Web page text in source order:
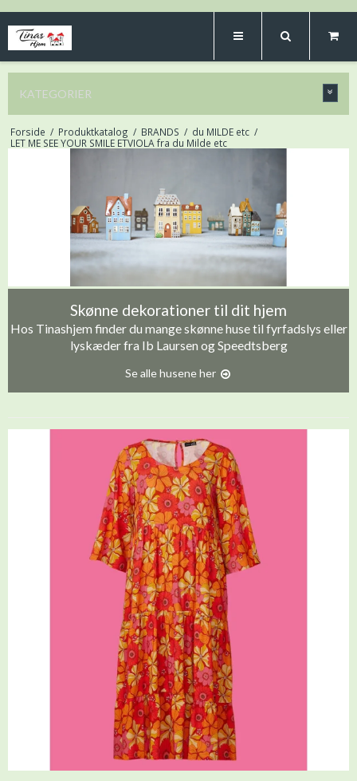
KATEGORIER
Forside / Produktkatalog / BRANDS / du MILDE etc /
LET ME SEE YOUR SMILE ETVIOLA fra du Milde etc
Skønne dekorationer til dit hjem
Hos Tinashjem finder du mange skønne huse til fyrfadslys eller
lyskæder fra Ib Laursen og Speedtsberg
Se alle husene her